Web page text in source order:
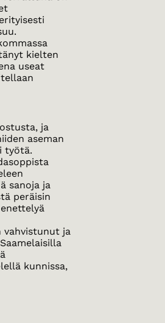
kielten
useat
ja
aseman
työtä.
sanoja ja
peräisin
vahvistunut ja
kunnissa,